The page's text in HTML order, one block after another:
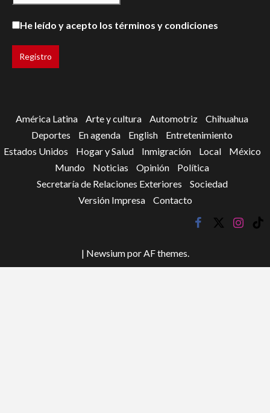
He leído y acepto los términos y condiciones
América Latina Arte y cultura Automotriz
Chihuahua
Deportes
En agenda English
Entretenimiento
Estados Unidos
Hogar y Salud Inmigración Local
México
Mundo
Noticias Opinión
Política
Secretaría de Relaciones Exteriores
Sociedad
Versión Impresa
Contacto
facebook
twitter
tik
| Newsiumpor AF themes.